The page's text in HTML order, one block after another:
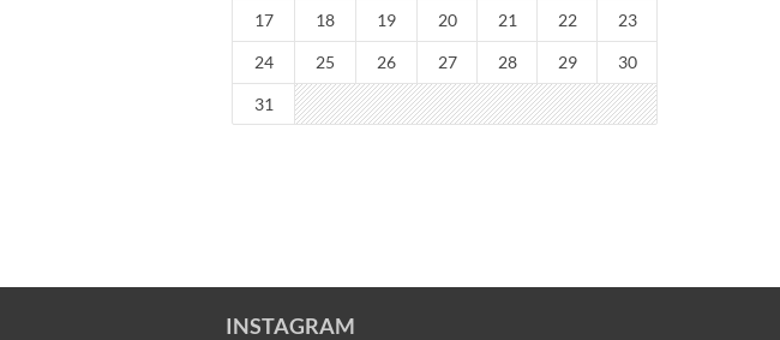
17 18 19 20 21 22 23
24 25 26 27 28 29 30
31
INSTAGRAM